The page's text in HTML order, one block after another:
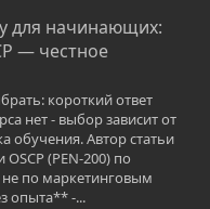
для начинающих:
— честное
короткий ответ
нет - выбор зависит от
обучения. Автор статьи
(PEN-200) по
не по маркетинговым
опыта** -...